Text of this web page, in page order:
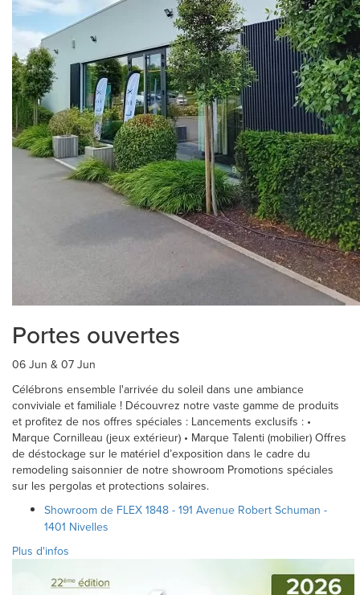
Portes ouvertes
06 Jun & 07 Jun
Célébrons ensemble l'arrivée du soleil dans une ambiance
conviviale et familiale ! Découvrez notre vaste gamme de produits
et profitez de nos offres spéciales : Lancements exclusifs : •
Marque Cornilleau (jeux extérieur) • Marque Talenti (mobilier) Offres
de déstockage sur le matériel d’exposition dans le cadre du
remodeling saisonnier de notre showroom Promotions spéciales
sur les pergolas et protections solaires.
Showroom de FLEX 1848 - 191 Avenue Robert Schuman -
1401 Nivelles
Plus d'infos